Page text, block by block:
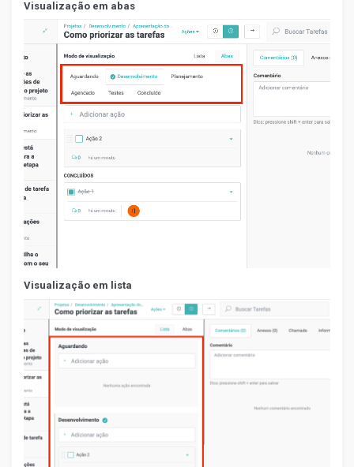
Visualização em abas
Visualização em lista